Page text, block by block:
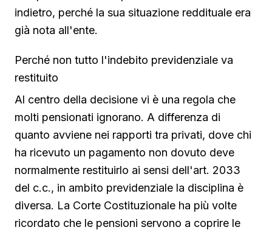
indietro, perché la sua situazione reddituale era
già nota all'ente.
Perché non tutto l'indebito previdenziale va
restituito
Al centro della decisione vi è una regola che
molti pensionati ignorano. A differenza di
quanto avviene nei rapporti tra privati, dove chi
ha ricevuto un pagamento non dovuto deve
normalmente restituirlo ai sensi dell'art. 2033
del c.c., in ambito previdenziale la disciplina è
diversa. La Corte Costituzionale ha più volte
ricordato che le pensioni servono a coprire le